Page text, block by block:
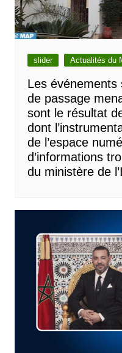
slider Actualités du
Les événements
de passage
sont le résultat
dont
de l’espace
d’informations
du ministère de